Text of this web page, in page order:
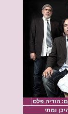
הודיה פלס
ומתי